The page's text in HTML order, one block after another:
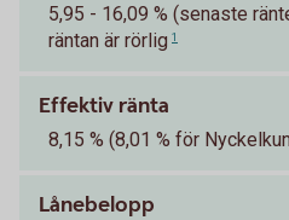
5,95 - 16,09 % (senaste
räntan är rörlig 1
Effektiv ränta
8,15 % (8,01 % för
Lånebelopp